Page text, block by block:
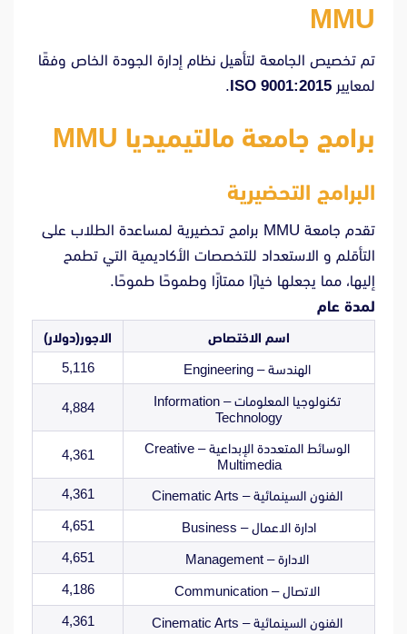
MMU
تم تخصيص الجامعة لتأهيل نظام إدارة الجودة الخاص وفقًا
لمعايير ISO 9001:2015
.
برامج جامعة مالتيميديا ​​MMU
البرامج التحضيرية
تقدم جامعة MMU برامج تحضيرية لمساعدة الطلاب على
التأقلم و الاستعداد للتخصصات الأكاديمية التي تطمح
إليها، مما يجعلها خيارًا ممتازًا وطموحًا طموحًا.
لمدة عام
اسم الاختصاص الاجور(دولار)
الهندسة – Engineering 5,116
تكنولوجيا المعلومات – Information
Technology
4,884
الوسائط المتعددة الإبداعية – Creative
Multimedia
4,361
الفنون السينمائية – Cinematic Arts 4,361
ادارة الاعمال – Business 4,651
الادارة – Management 4,651
الاتصال – Communication 4,186
الفنون السينمائية – Cinematic Arts 4,361